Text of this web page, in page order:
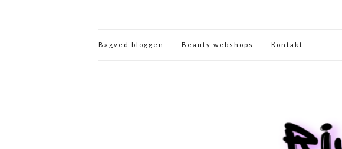
Bagved bloggen Beauty webshops Kontakt